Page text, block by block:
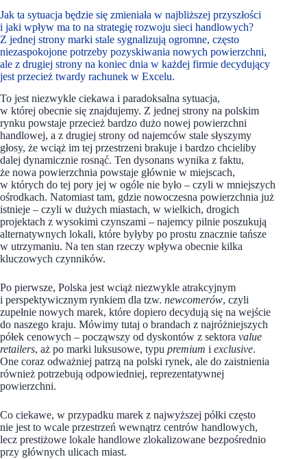
Jak ta sytuacja będzie się zmieniała w najbliższej przyszłości
i jaki wpływ ma to na strategię rozwoju sieci handlowych?
Z jednej strony marki stale sygnalizują ogromne, często
niezaspokojone potrzeby pozyskiwania nowych powierzchni,
ale z drugiej strony na koniec dnia w każdej firmie decydujący
jest przecież twardy rachunek w Excelu.
To jest niezwykle ciekawa i paradoksalna sytuacja,
w której obecnie się znajdujemy. Z jednej strony na polskim
rynku powstaje przecież bardzo dużo nowej powierzchni
handlowej, a z drugiej strony od najemców stale słyszymy
głosy, że wciąż im tej przestrzeni brakuje i bardzo chcieliby
dalej dynamicznie rosnąć. Ten dysonans wynika z faktu,
że nowa powierzchnia powstaje głównie w miejscach,
w których do tej pory jej w ogóle nie było – czyli w mniejszych
ośrodkach. Natomiast tam, gdzie nowoczesna powierzchnia już
istnieje – czyli w dużych miastach, w wielkich, drogich
projektach z wysokimi czynszami – najemcy pilnie poszukują
alternatywnych lokali, które byłyby po prostu znacznie tańsze
w utrzymaniu. Na ten stan rzeczy wpływa obecnie kilka
kluczowych czynników.
Po pierwsze, Polska jest wciąż niezwykle atrakcyjnym
i perspektywicznym rynkiem dla tzw. newcomerów, czyli
zupełnie nowych marek, które dopiero decydują się na wejście
do naszego kraju. Mówimy tutaj o brandach z najróżniejszych
półek cenowych – począwszy od dyskontów z sektora value
retailers, aż po marki luksusowe, typu premium i exclusive.
One coraz odważniej patrzą na polski rynek, ale do zaistnienia
również potrzebują odpowiedniej, reprezentatywnej
powierzchni.
Co ciekawe, w przypadku marek z najwyższej półki często
nie jest to wcale przestrzeń wewnątrz centrów handlowych,
lecz prestiżowe lokale handlowe zlokalizowane bezpośrednio
przy głównych ulicach miast.